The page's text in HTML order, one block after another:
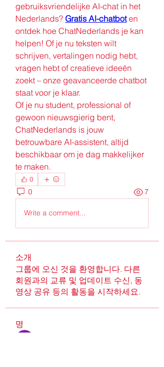
gebruiksvriendelijke AI-chat in het
Nederlands? Gratis AI-chatbot en
ontdek hoe ChatNederlands je kan
helpen! Of je nu teksten wilt
schrijven, vertalingen nodig hebt,
vragen hebt of creatieve ideeën
zoekt – onze geavanceerde chatbot
staat voor je klaar.
Of je nu student, professional of
gewoon nieuwsgierig bent,
ChatNederlands is jouw
betrouwbare AI-assistent, altijd
beschikbaar om je dag makkelijker
te maken.
0
0 7
Write a comment...
소개
그룹에 오신 것을 환영합니다. 다른
회원과의 교류 및 업데이트 수신, 동
영상 공유 등의 활동을 시작하세요.
명